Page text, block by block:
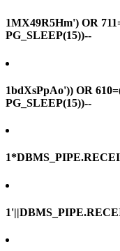
1MX49R5Hm') OR
PG_SLEEP(15))--
1bdXsPpAo')) OR
PG_SLEEP(15))--